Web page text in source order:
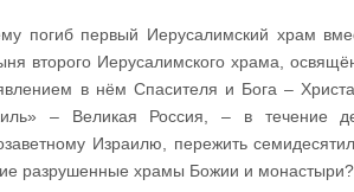
погиб первый Иерусалимский храм
второго Иерусалимского храма,
в нём Спасителя и Бога –
– Великая Россия, – в течение
Израилю, пережить
разрушенные храмы Божии и монастыри?